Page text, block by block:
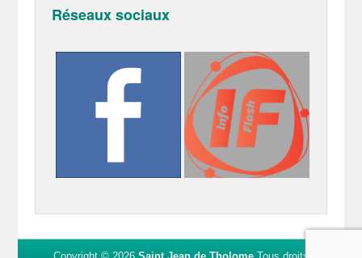
Réseaux sociaux